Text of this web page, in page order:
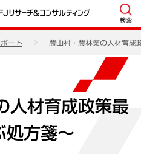
検索
ポート 農山村・農林業の人材育成
人材育成政策最
処方箋～